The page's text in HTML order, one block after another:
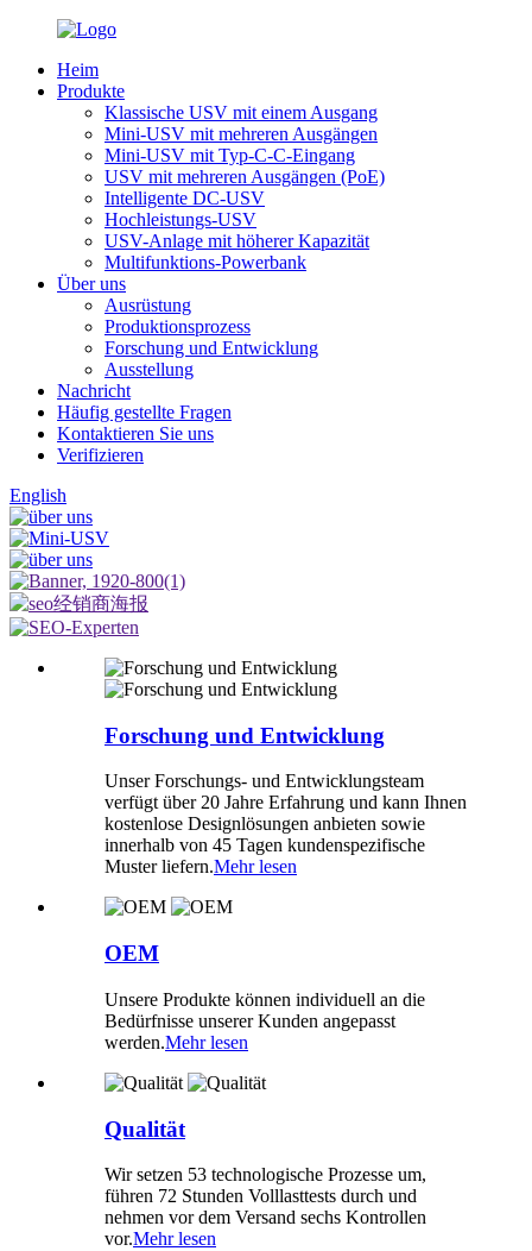
Heim
Produkte
Klassische USV mit einem Ausgang
Mini-USV mit mehreren Ausgängen
Mini-USV mit Typ-C-C-Eingang
USV mit mehreren Ausgängen (PoE)
Intelligente DC-USV
Hochleistungs-USV
USV-Anlage mit höherer Kapazität
Multifunktions-Powerbank
Über uns
Ausrüstung
Produktionsprozess
Forschung und Entwicklung
Ausstellung
Nachricht
Häufig gestellte Fragen
Kontaktieren Sie uns
Verifizieren
English
Forschung und Entwicklung
Unser Forschungs- und Entwicklungsteam
verfügt über 20 Jahre Erfahrung und kann Ihnen
kostenlose Designlösungen anbieten sowie
innerhalb von 45 Tagen kundenspezifische
Muster liefern.Mehr lesen
OEM
Unsere Produkte können individuell an die
Bedürfnisse unserer Kunden angepasst
werden.Mehr lesen
Qualität
Wir setzen 53 technologische Prozesse um,
führen 72 Stunden Volllasttests durch und
nehmen vor dem Versand sechs Kontrollen
vor.Mehr lesen